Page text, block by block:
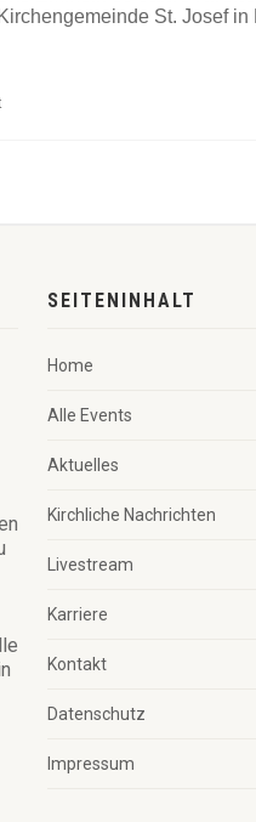
St. Josef in
SEITENINHALT
Home
Alle Events
Aktuelles
Kirchliche Nachrichten
Livestream
Karriere
Kontakt
Datenschutz
Impressum